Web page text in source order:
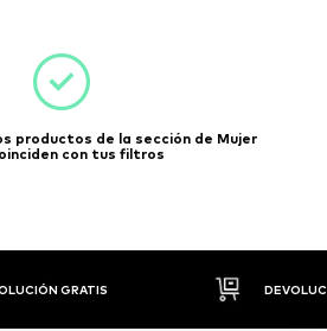
productos de la sección de Mujer
con tus filtros
GRATIS